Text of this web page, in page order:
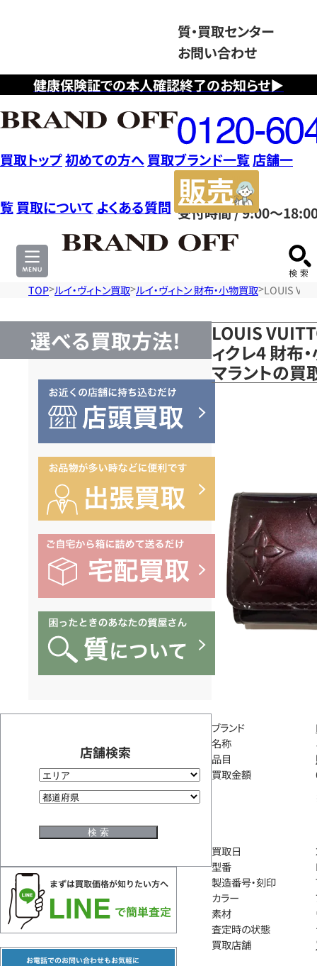
健康保険証での本人確認終了のお知らせ▶
質・買取センター
お問い合わせ
フ
リ
ー
ダ
イ
ヤ
ル
0120604117
受付時間 / 9:00～
買取トップ初めての方へ 買取ブランド一覧店舗一
覧 買取について よくある質問
サ
TOP ルイ・ヴィトン買取 ルイ・ヴィトン 財布・小物買取 LOUIS
選べる買取方法!
店舗検索
LOUIS
ィクレ4 財布
マラントの買
ブランド
名称
品目
買取金額
買取日
型番
製造番号・刻印
カラー
素材
査定時の状態
買取店舗